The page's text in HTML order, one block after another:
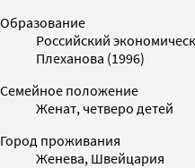
Образование
Российский
Плеханова (1996)
Семейное положение
Женат, четверо детей
Город проживания
Женева, Швейцария